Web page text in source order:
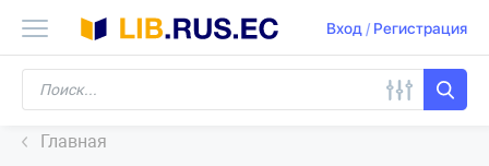
Вход/ Регистрация
Главная